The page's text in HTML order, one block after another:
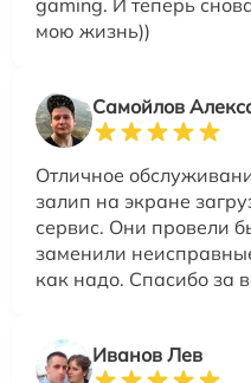
gaming. И теперь
мою жизнь))
Самойлов
Отличное
залип на экране
сервис. Они провели
заменили
как надо. Спасибо за
Иванов Лев